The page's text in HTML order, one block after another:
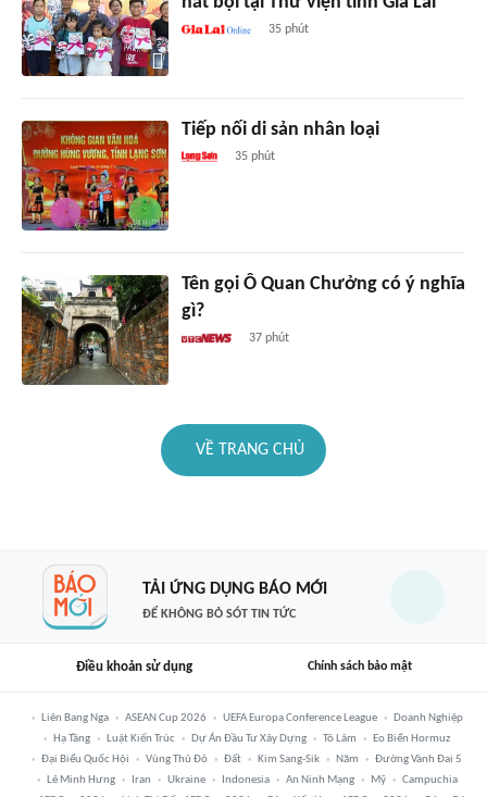
35 phút
Tiếp nối di sản nhân loại
35 phút
Tên gọi Ô Quan Chưởng có ý nghĩa
gì?
37 phút
VỀ TRANG CHỦ
TẢI ỨNG DỤNG BÁO MỚI
ĐỂ KHÔNG BỎ SÓT TIN TỨC
Điều khoản sử dụng Chính sách bảo mật
Liên Bang Nga ASEAN Cup 2026 UEFA Europa Conference League
Doanh Nghiệp
Hạ Tầng
Luật Kiến Trúc Dự Án Đầu Tư Xây Dựng Tô Lâm
Eo Biển Hormuz
Đại Biểu Quốc Hội
Vùng Thủ Đô Đất Kim Sang-Sik Năm
Đường Vành Đai 5
Lê Minh Hưng
Iran Ukraine Indonesia An Ninh Mạng Mỹ
Campuchia